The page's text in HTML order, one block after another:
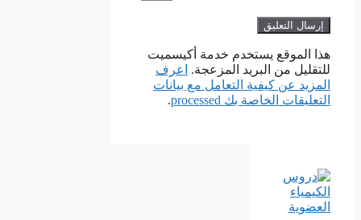
هذا الموقع يستخدم خدمة أكيسميت
للتقليل من البريد المزعجة.
اعرف
المزيد عن كيفية التعامل مع بيانات
التعليقات الخاصة بك processed
.